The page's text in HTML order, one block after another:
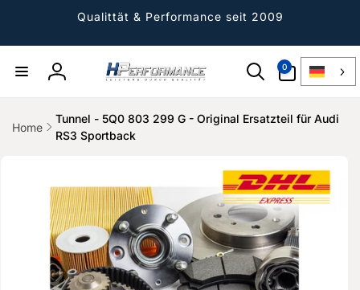
Qualittät & Performance seit 2009
Einloggen
0
Artikel
Home
Tunnel - 5Q0 803 299 G - Original Ersatzteil für Audi
RS3 Sportback